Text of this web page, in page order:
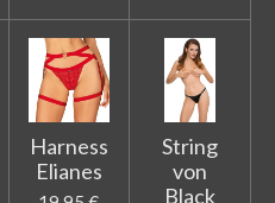
Harness
Elianes
String
von
Black